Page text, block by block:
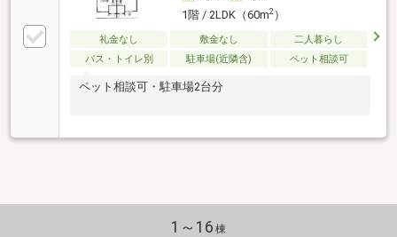
1階 / 2LDK（60m2）
礼金なし 敷金なし
二人暮らし
バス・トイレ別
駐車場(近隣含) ペット相談可
ペット相談可・駐車場2台分
1～16 棟